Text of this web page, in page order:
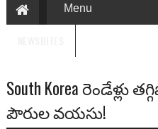
South Korea రెండేళ్లు
పౌరుల వయసు!